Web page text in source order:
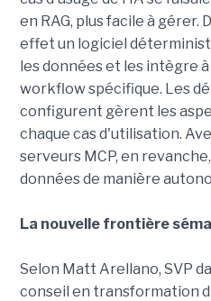
en RAG, plus facile à gérer.
effet un logiciel
les données et les intègre
workflow spécifique. Les
configurent gèrent les
chaque cas d'utilisation.
serveurs MCP, en
données de manière
La nouvelle frontière
Selon Matt Arellano, SVP
conseil en transformation